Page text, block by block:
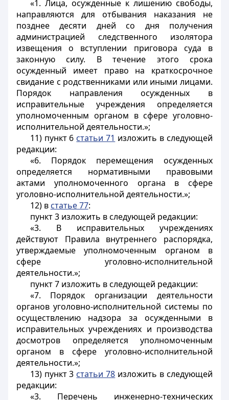
«1. Лица, осужденные к лишению свободы,
направляются для отбывания наказания не
позднее десяти дней со дня получения
администрацией следственного изолятора
извещения о вступлении приговора суда в
законную силу. В течение этого срока
осужденный имеет право на краткосрочное
свидание с родственниками или иными лицами.
Порядок направления осужденных в
исправительные учреждения определяется
уполномоченным органом в сфере уголовно-
исполнительной деятельности.»;
11) пункт 6 статьи 71 изложить в следующей
редакции:
«6. Порядок перемещения осужденных
определяется нормативными правовыми
актами уполномоченного органа в сфере
уголовно-исполнительной деятельности.»;
12) в статье 77:
пункт 3 изложить в следующей редакции:
«3. В исправительных учреждениях
действуют Правила внутреннего распорядка,
утверждаемые уполномоченным органом в
сфере уголовно-исполнительной
деятельности.»;
пункт 7 изложить в следующей редакции:
«7. Порядок организации деятельности
органов уголовно-исполнительной системы по
осуществлению надзора за осужденными в
исправительных учреждениях и производства
досмотров определяется уполномоченным
органом в сфере уголовно-исполнительной
деятельности.»;
13) пункт 3 статьи 78 изложить в следующей
редакции:
«3. Перечень инженерно-технических